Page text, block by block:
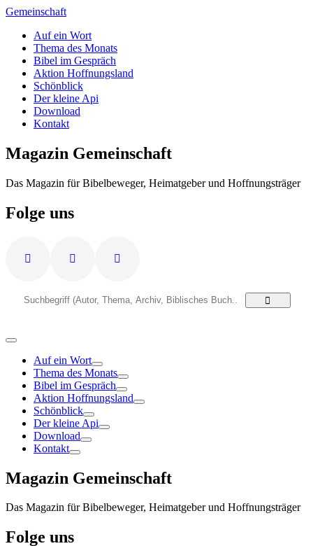
Zum
springen
Gemeinschaft
Auf ein Wort
Thema des Monats
Bibel im Gespräch
Aktion Hoffnungsland
Schönblick
Der kleine Api
Download
Kontakt
Magazin Gemeinschaft
Das Magazin für Bibelbeweger, Heimatgeber und Hoffnungsträger
Folge uns
Auf ein Wort
Thema des Monats
Bibel im Gespräch
Aktion Hoffnungsland
Schönblick
Der kleine Api
Download
Kontakt
Magazin Gemeinschaft
Das Magazin für Bibelbeweger, Heimatgeber und Hoffnungsträger
Folge uns